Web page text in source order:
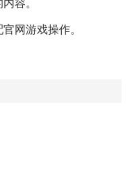
容。
网游戏操作。